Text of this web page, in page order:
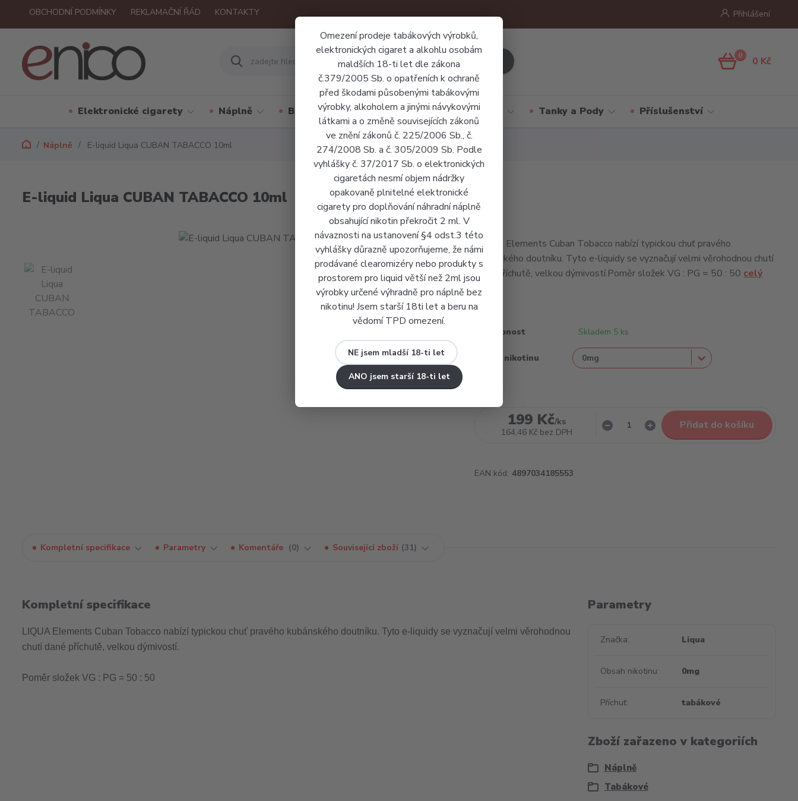
Omezení prodeje tabákových výrobků,
elektronických cigaret a alkohlu osobám
maldších 18-ti let dle zákona
č.379/2005 Sb. o opatřeních k ochraně
před škodami působenými tabákovými
výrobky, alkoholem a jinými návykovými
látkami a o změně souvisejících zákonů
ve znění zákonů č. 225/2006 Sb., č.
274/2008 Sb. a č. 305/2009 Sb. Podle
vyhlášky č. 37/2017 Sb. o elektronických
cigaretách nesmí objem nádržky
opakovaně plnitelné elektronické
cigarety pro doplňování náhradní náplně
obsahující nikotin překročit 2 ml. V
návaznosti na ustanovení §4 odst.3 této
vyhlášky důrazně upozorňujeme, že námi
prodávané clearomizéry nebo produkty s
prostorem pro liquid větší než 2ml jsou
výrobky určené výhradně pro náplně bez
nikotinu! Jsem starší 18ti let a beru na
vědomí TPD omezení.
NE jsem mladší 18-ti let
ANO jsem starší 18-ti let
OBCHODNÍ PODMÍNKY REKLAMAČNÍ ŘÁD KONTAKTY Přihlášení
0 0 Kč
Elektronické cigarety Náplně Báze a příchutě Jednorázové cigarety Tanky a Pody Příslušenství
Náplně E-liquid Liqua CUBAN TABACCO 10ml
E-liquid Liqua CUBAN TABACCO 10ml
LIQUA Elements Cuban Tobacco nabízí typickou chuť pravého
kubánského doutníku. Tyto e-liquidy se vyznačují velmi věrohodnou chutí
dané příchutě, velkou dýmivostí.Poměr složek VG : PG = 50 : 50 celý
popis
Dostupnost Skladem 5 ks
Obsah nikotinu
199 Kč/ks
164,46 Kč bez DPH
Přidat do košíku
EAN kód: 4897034185553
Kompletní specifikace Parametry Komentáře 0 Související zboží 31
Kompletní specifikace
LIQUA Elements Cuban Tobacco nabízí typickou chuť pravého kubánského doutníku. Tyto e-liquidy se vyznačují velmi věrohodnou
chutí dané příchutě, velkou dýmivostí.
Poměr složek VG : PG = 50 : 50
Parametry
Značka Liqua
Obsah nikotinu 0mg
Příchuť tabákové
Zboží zařazeno v kategoriích
Náplně
Tabákové